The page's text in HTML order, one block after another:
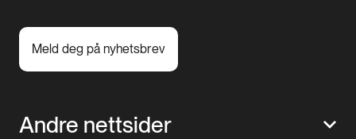
Meld deg på nyhetsbrev
Andre nettsider